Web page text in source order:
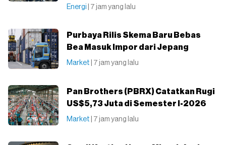
Energi | 7 jam yang lalu
Purbaya Rilis Skema Baru Bebas
Bea Masuk Impor dari Jepang
Market | 7 jam yang lalu
Pan Brothers (PBRX) Catatkan Rugi
US$5,73 Juta di Semester I-2026
Market | 7 jam yang lalu